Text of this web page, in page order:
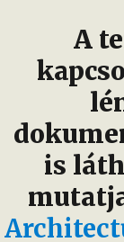
A
is